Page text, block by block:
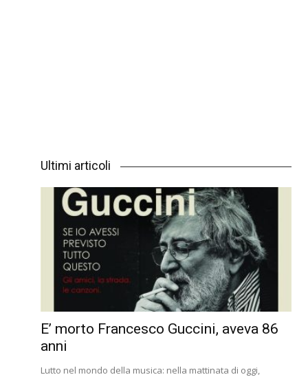
Ultimi articoli
E’ morto Francesco Guccini, aveva 86
anni
Lutto nel mondo della musica: nella mattinata di oggi,